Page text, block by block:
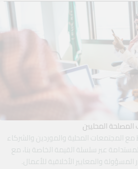
المحليين
المحلية والموردين والشركاء
عبر سلسلة القيمة الخاصة بنا، مع
والمعايير الأخلاقية للأعمال.